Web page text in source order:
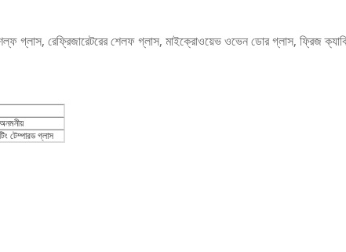
গ্লাস, রেফ্রিজারেটরের শেলফ গ্লাস, মাইক্রোওয়েভ ওভেন ডোর গ্লাস, ফ্রিজ
টেম্পারড গ্লাস